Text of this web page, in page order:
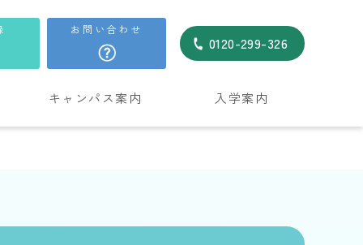
お問い合わせ
0120-299-326
キャンパス案内 入学案内